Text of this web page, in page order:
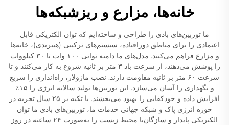
خانه‌ها، مزارع و ریزشبکه‌ها
ما توربین‌های بادی را طراحی و ساخته‌ایم که توان الکتریکی قابل
اعتمادی را برای مناطق دورافتاده، سیستم‌های ترکیبی (هیبریدی)، خانه‌ها
و مزارع فراهم می‌کنند. مدل‌های ما دامنه توانی ۱۰۰ وات تا ۳۰ کیلووات
را پوشش می‌دهند، از سرعت باد ۳ متر بر ثانیه شروع به کار می‌کنند و تا
سرعت ۶۰ متر بر ثانیه مقاومت دارند. نصب ماژولار، راه‌اندازی را سریع
و نگهداری را آسان می‌سازد. این توربین‌ها تولید سالانه انرژی را ۱۵٪
افزایش داده و خودکفایی را بهبود می‌بخشند. با تکیه بر ۲۵ سال تجربه در
حوزه انرژی پاک و شبکه جهانی خدمات ما، توربین‌های بادی ما توان
الکتریکی پایدار و سازگان‌با محیط زیست را به‌صورت ۲۴ ساعته در روز